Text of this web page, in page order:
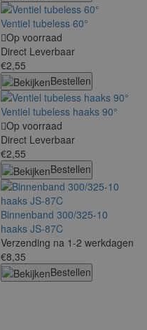
Ventiel tubeless 60°
Op voorraad
Direct Leverbaar
€2,55
Bestellen
Ventiel tubeless haaks 90°
Op voorraad
Direct Leverbaar
€2,55
Bestellen
Binnenband 300/325-10
haaks JS-87C
Verzending na 1-2 werkdagen
€8,35
Bestellen